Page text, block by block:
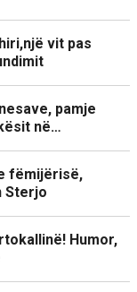
vit pas
pamje
në…
fëmijërisë,
Sterjo
Humor,